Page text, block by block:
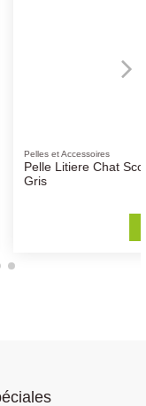
2,10
Prix Drive